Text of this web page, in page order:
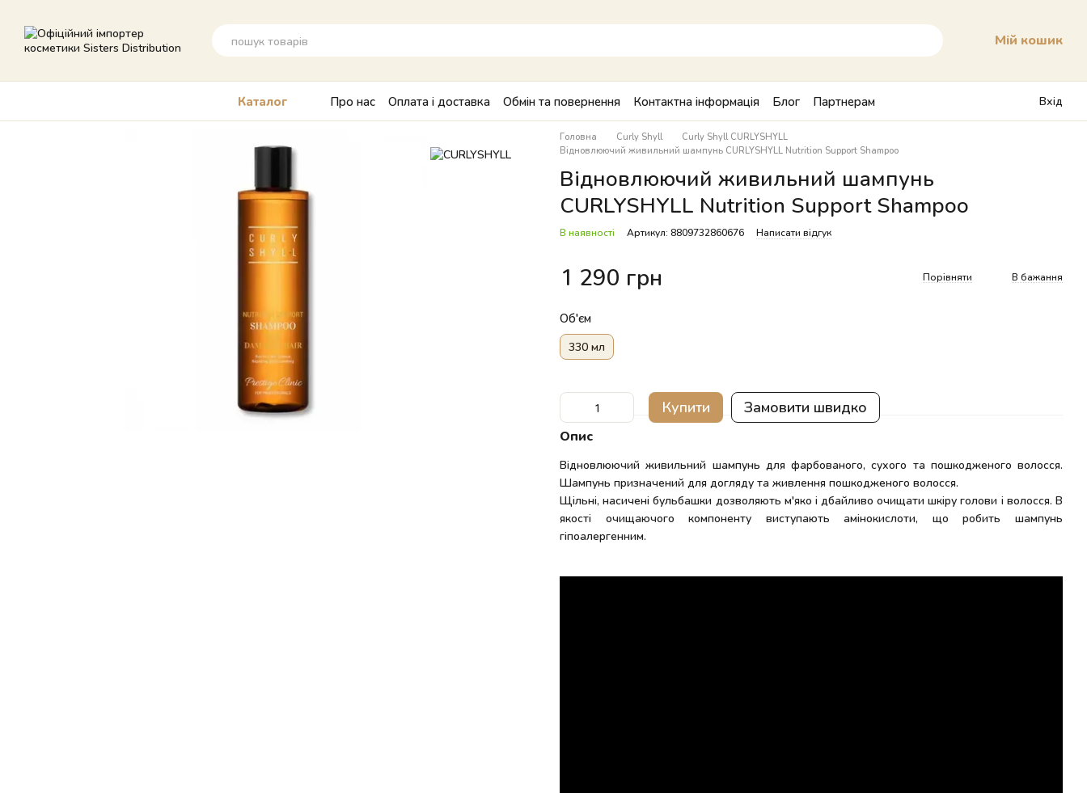
Мій кошик
Каталог Про нас Оплата і доставка Обмін та повернення Контактна інформація Блог Партнерам Вхід
Головна Curly Shyll
Curly Shyll CURLYSHYLL
Відновлюючий живильний шампунь CURLYSHYLL Nutrition Support Shampoo
Відновлюючий живильний шампунь
CURLYSHYLL Nutrition Support Shampoo
В наявності Артикул: 8809732860676 Написати відгук
1 290 грн Порівняти В бажання
Об'єм
330 мл
Купити Замовити швидко
Опис
Відновлюючий живильний шампунь для фарбованого, сухого та пошкодженого волосся.
Шампунь призначений для догляду та живлення пошкодженого волосся.
Щільні, насичені бульбашки дозволяють м'яко і дбайливо очищати шкіру голови і волосся. В
якості очищаючого компоненту виступають амінокислоти, що робить шампунь
гіпоалергенним.